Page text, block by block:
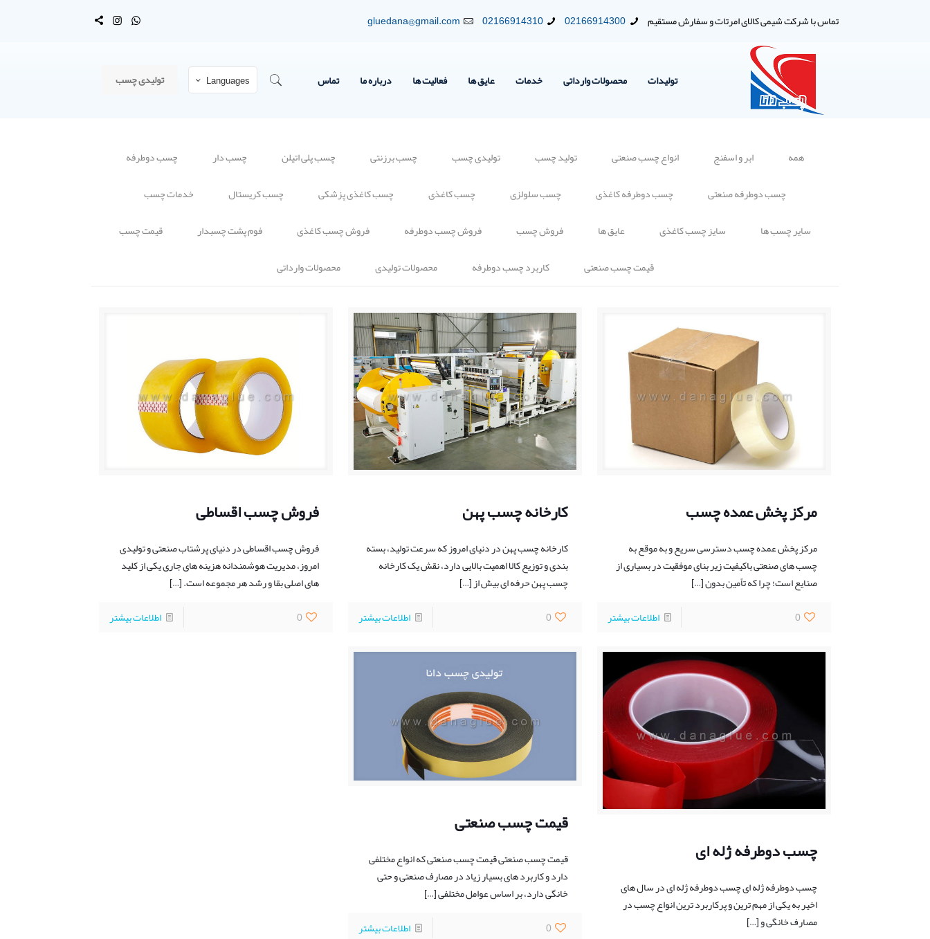
تماس با شرکت شیمی کالای امرتات و سفارش مستقیم 02166914300
02166914310
gluedana@gmail.com
تولیدات محصولات وارداتی خدمات عایق ها فعالیت ها درباره ما تماس Languages تولیدی چسب
همه ابر و اسفنج انواع چسب صنعتی تولید چسب تولیدی چسب چسب برزنتی چسب پلی اتیلن چسب دار
چسب دوطرفه
چسب دوطرفه صنعتی
چسب دوطرفه کاغذی چسب سلولزی چسب کاغذی چسب کاغذی پزشکی چسب کریستال
خدمات چسب
سایر چسب ها
سایز چسب کاغذی عایق ها فروش چسب فروش چسب دوطرفه فروش چسب کاغذی فوم پشت چسبدار
قیمت چسب
قیمت چسب صنعتی
کاربرد چسب دوطرفه محصولات تولیدی محصولات وارداتی
مرکز پخش عمده چسب
مرکز پخش عمده چسب دسترسی سریع و به‌ موقع به
چسب ‌های صنعتی باکیفیت زیر بنای موفقیت در بسیاری از
صنایع است؛ چرا که تاًمین بدون[…]
0
اطلاعات بیشتر
کارخانه چسب پهن
کارخانه چسب پهن در دنیای امروز که سرعت تولید، بسته
‌بندی و توزیع کالا اهمیت بالایی دارد، نقش یک کارخانه
چسب پهن حرفه ‌ای بیش از[…]
0
اطلاعات بیشتر
فروش چسب اقساطی
فروش چسب اقساطی در دنیای پرشتاب صنعتی و تولیدی
امروز، مدیریت هوشمندانه هزینه ‌های جاری یکی از کلید
های اصلی بقا و رشد هر مجموعه است.[…]
0
اطلاعات بیشتر
چسب دوطرفه ژله ای
چسب دوطرفه ژله ای چسب دوطرفه ژله ای در سال های
اخیر به یکی از مهم ترین و پرکاربرد ترین انواع چسب در
مصارف خانگی و[…]
قیمت چسب صنعتی
قیمت چسب صنعتی قیمت چسب صنعتی که انواع مختلفی
دارد و کاربرد های بسیار زیاد در مصارف صنعتی و حتی
خانگی دارد، بر اساس عوامل مختلفی[…]
0
اطلاعات بیشتر